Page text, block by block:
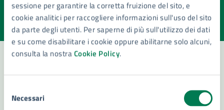
sessione per garantire la corretta fruizione del sito, e
cookie analitici per raccogliere informazioni sull'uso del sito
da parte degli utenti. Per saperne di più sull'utilizzo dei dati
e su come disabilitare i cookie oppure abilitarne solo alcuni,
consulta la nostraCookie Policy.
delNecessari
Valuta la chiarezza delle informazioni (da 1 a 5 stelle)
Seleziona il numero di stelle per valutare la chiarezza delle
Valuta 5 stelle su 5
Valuta 4 stelle su 5
Valuta 3 stelle su 5
Valuta 2 stelle su 5
Valuta 1 stelle su 5
Leggi le domande frequenti